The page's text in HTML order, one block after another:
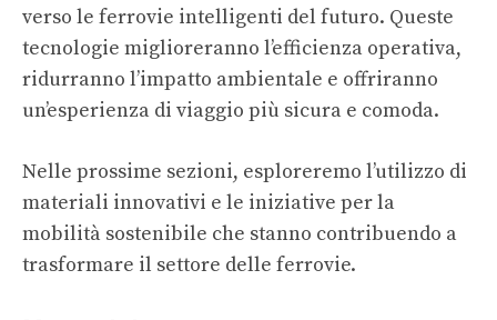
verso le ferrovie intelligenti del futuro. Queste
tecnologie miglioreranno l’efficienza operativa,
ridurranno l’impatto ambientale e offriranno
un’esperienza di viaggio più sicura e comoda.
Nelle prossime sezioni, esploreremo l’utilizzo di
materiali innovativi e le iniziative per la
mobilità sostenibile che stanno contribuendo a
trasformare il settore delle ferrovie.